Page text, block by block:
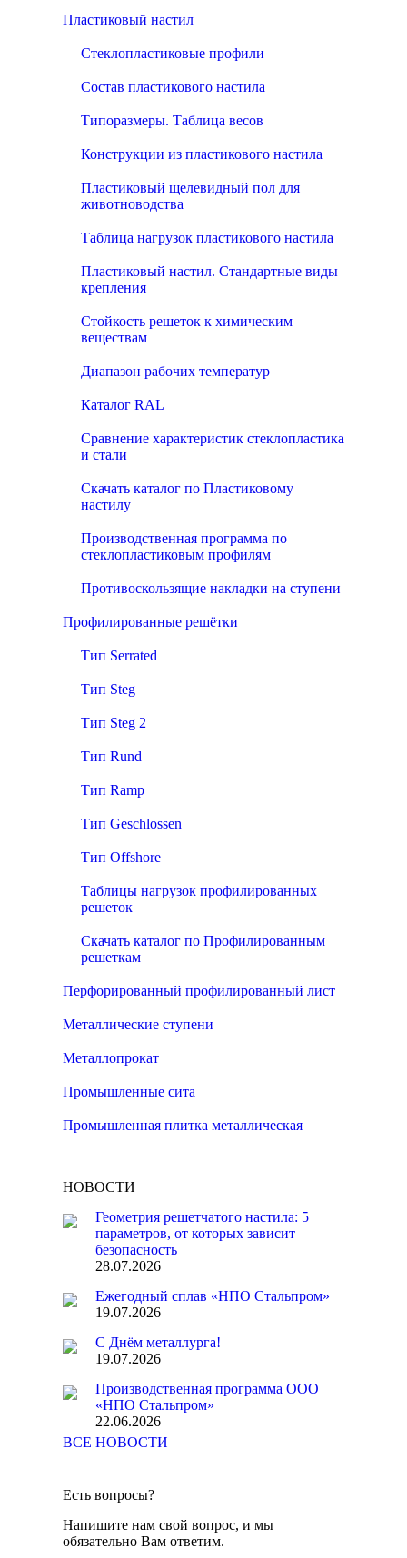
Пластиковый настил
Стеклопластиковые профили
Состав пластикового настила
Типоразмеры. Таблица весов
Конструкции из пластикового настила
Пластиковый щелевидный пол для
животноводства
Таблица нагрузок пластикового настила
Пластиковый настил. Стандартные виды
крепления
Стойкость решеток к химическим
веществам
Диапазон рабочих температур
Каталог RAL
Сравнение характеристик стеклопластика
и стали
Скачать каталог по Пластиковому
настилу
Производственная программа по
стеклопластиковым профилям
Противоскользящие накладки на ступени
Профилированные решётки
Тип Serrated
Тип Steg
Тип Steg 2
Тип Rund
Тип Ramp
Тип Geschlossen
Тип Offshore
Таблицы нагрузок профилированных
решеток
Скачать каталог по Профилированным
решеткам
Перфорированный профилированный лист
Металлические ступени
Металлопрокат
Промышленные сита
Промышленная плитка металлическая
НОВОСТИ
Геометрия решетчатого настила: 5
параметров, от которых зависит
безопасность
28.07.2026
Ежегодный сплав «НПО Стальпром»
19.07.2026
С Днём металлурга!
19.07.2026
Производственная программа ООО
«НПО Стальпром»
22.06.2026
ВСЕ НОВОСТИ
Есть вопросы?
Напишите нам свой вопрос, и мы
обязательно Вам ответим.